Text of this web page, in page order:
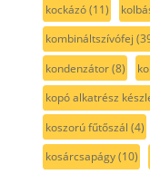
kockázó(11)
kombináltszívófej
kondenzátor(8)
kopó alkatrész
koszorú fűtőszál (4)
kosárcsapágy(10)